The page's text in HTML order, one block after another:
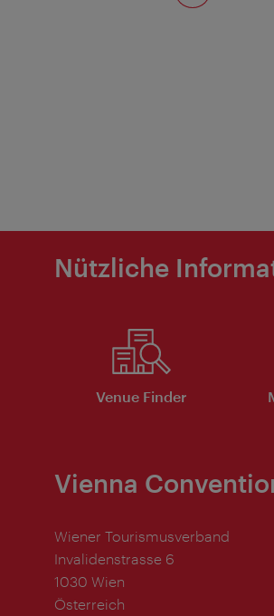
Nützliche
Venue Finder
Vienna
Wiener Tourismusverband
Invalidenstrasse 6
1030 Wien
Österreich